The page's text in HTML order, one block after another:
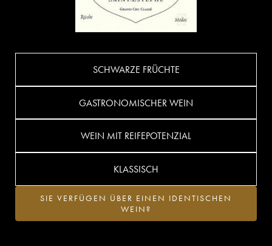
SCHWARZE FRÜCHTE
GASTRONOMISCHER WEIN
WEIN MIT REIFEPOTENZIAL
KLASSISCH
SIE VERFÜGEN ÜBER EINEN IDENTISCHEN
WEIN?